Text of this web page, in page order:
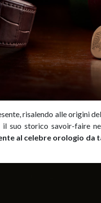
risalendo alle origini
il suo storico savoir-faire
al celebre orologio da